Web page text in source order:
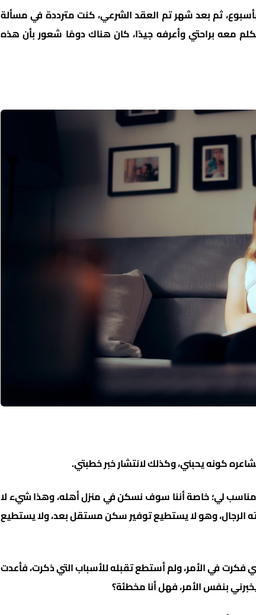
ثم بعد شهر تم العقد الشرعي، كنت مترددة في مسألة
معه براحتي وأعرفه جيدًا، كان هناك دومًا شعور بأن هذه
كونه يحبني، وكذلك لانتشار خبر خطبتي.
مناسب لي؛ خاصة أننا سوف نسكن في منزل أهله، وهذا شيء لا
الرجال، وهو لا يستطيع توفير سكن مستقل بعد، ولا يستطيع
فكرت في الأمر، ولم أستطع تقبله للأسباب التي ذكرت، فأعدت
بنفس الأمر، فهل أنا مخطئة؟